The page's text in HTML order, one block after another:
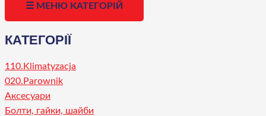
☰ МЕНЮ КАТЕГОРІЙ
КАТЕГОРІЇ
110.Klimatyzacja
020.Parownik
Аксесуари
Болти, гайки, шайби